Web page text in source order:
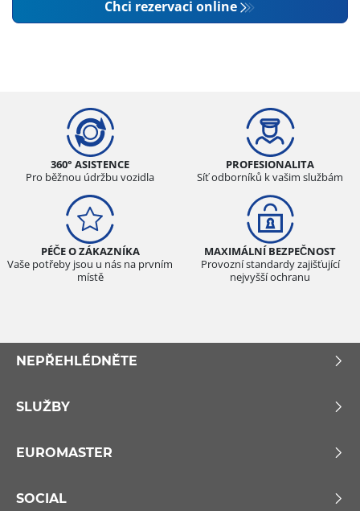
Chci rezervaci online
360° ASISTENCE
Pro běžnou údržbu vozidla
PROFESIONALITA
Síť odborníků k vašim službám
PÉČE O ZÁKAZNÍKA
Vaše potřeby jsou u nás na prvním
místě
MAXIMÁLNÍ BEZPEČNOST
Provozní standardy zajišťující
nejvyšší ochranu
NEPŘEHLÉDNĚTE
SLUŽBY
EUROMASTER
SOCIAL